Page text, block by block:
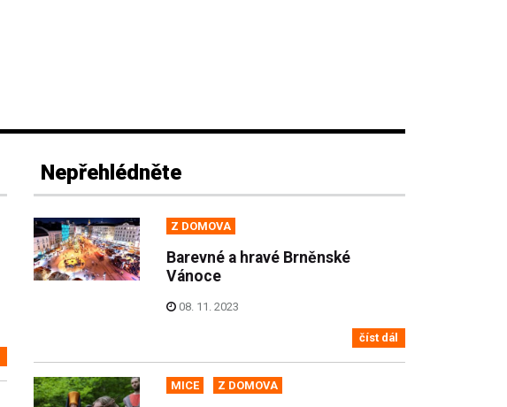
Nepřehlédněte
Z DOMOVA
Barevné a hravé Brněnské
Vánoce
08. 11. 2023
číst dál
MICE Z DOMOVA